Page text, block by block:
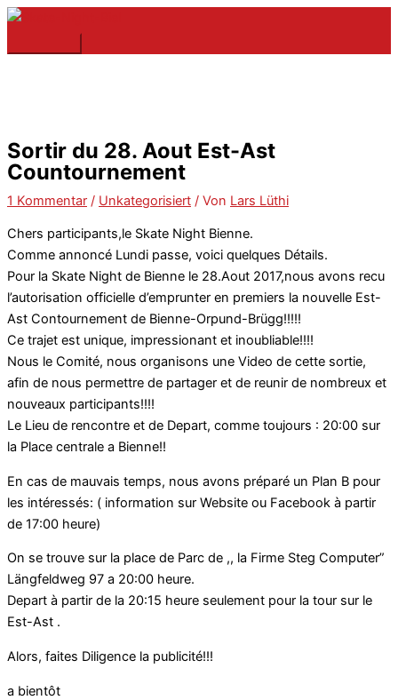
Zum
springen
Hauptmenü
Sortir du 28. Aout Est-Ast
Countournement
1 Kommentar / Unkategorisiert / Von Lars Lüthi
Chers participants,le Skate Night Bienne.
Comme annoncé Lundi passe, voici quelques Détails.
Pour la Skate Night de Bienne le 28.Aout 2017,nous avons recu
l’autorisation officielle d’emprunter en premiers la nouvelle Est-
Ast Contournement de Bienne-Orpund-Brügg!!!!!
Ce trajet est unique, impressionant et inoubliable!!!!
Nous le Comité, nous organisons une Video de cette sortie,
afin de nous permettre de partager et de reunir de nombreux et
nouveaux participants!!!!
Le Lieu de rencontre et de Depart, comme toujours : 20:00 sur
la Place centrale a Bienne!!
En cas de mauvais temps, nous avons préparé un Plan B pour
les intéressés: ( information sur Website ou Facebook à partir
de 17:00 heure)
On se trouve sur la place de Parc de ,, la Firme Steg Computer”
Längfeldweg 97 a 20:00 heure.
Depart à partir de la 20:15 heure seulement pour la tour sur le
Est-Ast .
Alors, faites Diligence la publicité!!!
a bientôt
Hier
Name*
E-
Adresse*
Website